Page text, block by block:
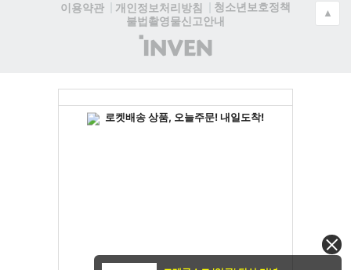
이용약관
개인정보처리방침
청소년보호정책
불법촬영물신고안내
(주)
인
▲